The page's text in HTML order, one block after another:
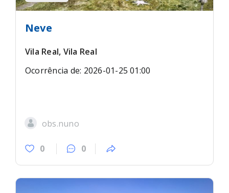
Neve
Vila Real, Vila Real
Ocorrência de: 2026-01-25 01:00
obs.nuno
0 0